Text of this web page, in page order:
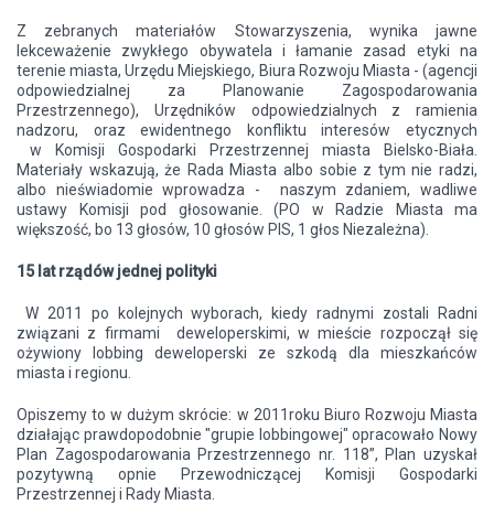
Z zebranych materiałów Stowarzyszenia, wynika jawne
lekceważenie zwykłego obywatela i łamanie zasad etyki na
terenie miasta, Urzędu Miejskiego, Biura Rozwoju Miasta - (agencji
odpowiedzialnej za Planowanie Zagospodarowania
Przestrzennego), Urzędników odpowiedzialnych z ramienia
nadzoru, oraz ewidentnego konfliktu interesów etycznych
w Komisji Gospodarki Przestrzennej miasta Bielsko-Biała.
Materiały wskazują, że Rada Miasta albo sobie z tym nie radzi,
albo nieświadomie wprowadza - naszym zdaniem, wadliwe
ustawy Komisji pod głosowanie. (PO w Radzie Miasta ma
większość, bo 13 głosów, 10 głosów PIS, 1 głos Niezależna).
15 lat rządów jednej polityki
W 2011 po kolejnych wyborach, kiedy radnymi zostali Radni
związani z firmami deweloperskimi, w mieście rozpoczął się
ożywiony lobbing deweloperski ze szkodą dla mieszkańców
miasta i regionu.
Opiszemy to w dużym skrócie: w 2011roku Biuro Rozwoju Miasta
działając prawdopodobnie "grupie lobbingowej" opracowało Nowy
Plan Zagospodarowania Przestrzennego nr. 118”, Plan uzyskał
pozytywną opnie Przewodniczącej Komisji Gospodarki
Przestrzennej i Rady Miasta.